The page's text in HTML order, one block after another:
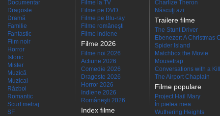
Documentar
Dragoste
Dramă
Familie
Fantastic
Film noir
Horror
Istoric
Mister
Muzică
Muzical
Război
Romantic
Scurt metraj
SF
Filme la TV
Filme pe DVD
Filme pe Blu-ray
Filme româneşti
Filme indiene
Filme 2026
Filme noi 2026
Actiune 2026
Comedie 2026
Dragoste 2026
Horror 2026
Indiene 2026
Româneşti 2026
Index filme
Charlize Theron
Născuţi azi
Trailere filme
The Stunt Driver
Ebenezer: A Christmas
Spider Island
Matchbox the Movie
Mousetrap
Conversations with a
The Airport Chaplain
Filme populare
Project Hail Mary
În pielea mea
Wuthering Heights